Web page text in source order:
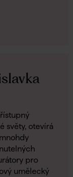
světy, otevírá
pro
umělecký